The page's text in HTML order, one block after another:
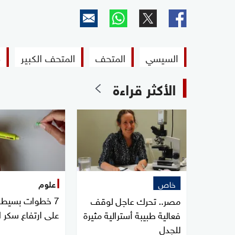
السيسي المتحف المتحف الكبير
الأكثر قراءة
خاص
مصر.. تحرك عاجل لوقف
فعالية طبيبة أسترالية مثيرة
للجدل
علوم
7 خطوات
على ارتفاع سكر